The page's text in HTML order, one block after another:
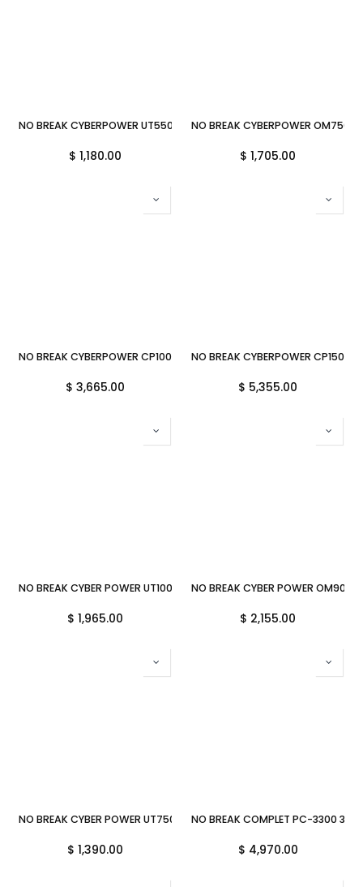
NO BREAK CYBERPOWER UT550GU 550VA 275W 18MIN 8C
$ 1,180.00
NO BREAK CYBERPOWER
$ 1,705.00
NO BREAK CYBERPOWER CP1000AVRLCD 1000VA 600W 9MIN 9C 11M
$ 3,665.00
NO BREAK CYBERPOWER
$ 5,355.00
NO BREAK CYBER POWER UT1000GU 1000VA 500W 32MIN UT1000GU
$ 1,965.00
NO BREAK CYBER POWER
$ 2,155.00
NO BREAK CYBER POWER UT750GU 750VA 375WA 23MIN UT750GU
$ 1,390.00
NO BREAK COMPLET PC-3300
$ 4,970.00